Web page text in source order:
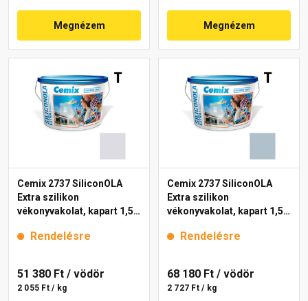
Megnézem Megnézem
Cemix 2737 SiliconOLA
Extra szilikon
vékonyvakolat, kapart 1,5
Rendelésre
51 380 Ft / vödör
2 055 Ft / kg
Cemix 2737 SiliconOLA
Extra szilikon
vékonyvakolat, kapart 1,5
Rendelésre
68 180 Ft / vödör
2 727 Ft / kg